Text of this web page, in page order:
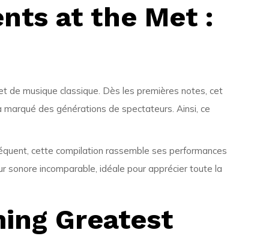
at the Met :
de musique classique. Dès les premières notes, cet
des générations de spectateurs. Ainsi, ce
cette compilation rassemble ses performances
sonore incomparable, idéale pour apprécier toute la
Greatest